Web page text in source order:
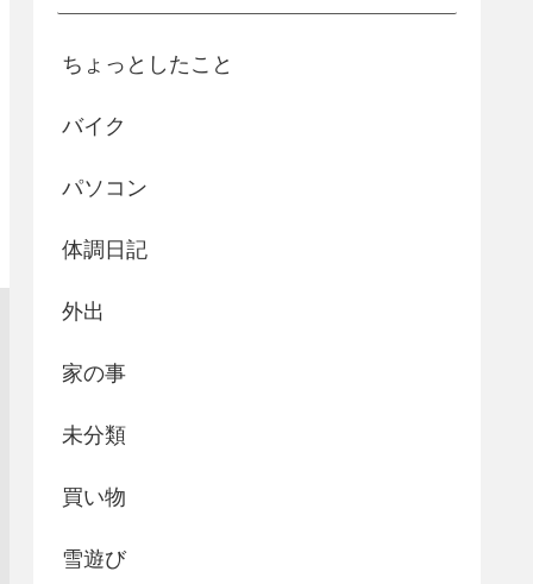
ちょっとしたこと
バイク
パソコン
体調日記
外出
家の事
未分類
買い物
雪遊び